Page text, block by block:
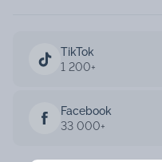
TikTok
1 200+
Facebook
33 000+